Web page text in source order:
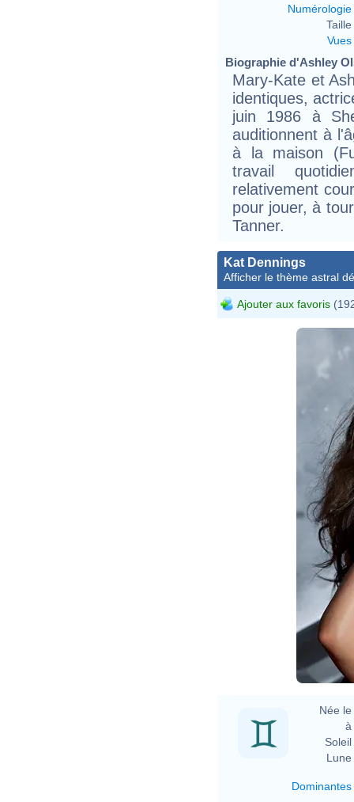
Numérologie
Taille
Vues
Biographie d'Ashley
Mary-Kate et
identiques,
juin 1986 à
auditionnent à
à la maison
travail
relativement
pour jouer, à
Tanner.
Kat Dennings
Afficher le thème astral
Ajouter aux favoris
Née le
à
Soleil
Lune
Dominantes